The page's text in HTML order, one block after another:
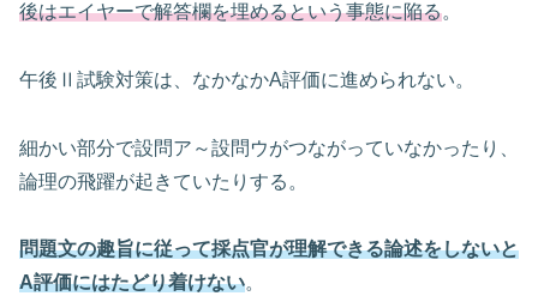
後はエイヤーで解答欄を埋めるという事態に陥る。
午後Ⅱ試験対策は、なかなかA評価に進められない。
細かい部分で設問ア～設問ウがつながっていなかったり、
論理の飛躍が起きていたりする。
問題文の趣旨に従って採点官が理解できる論述をしないと
A評価にはたどり着けない。